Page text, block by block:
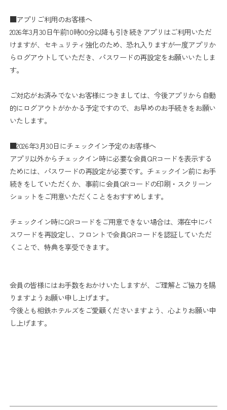
■アプリご利用のお客様へ
2026年3月30日午前10時00分以降も引き続きアプリはご利用いただ
けますが、セキュリティ強化のため、恐れ入りますが一度アプリか
らログアウトしていただき、パスワードの再設定をお願いいたしま
す。
ご対応がお済みでないお客様につきましては、今後アプリから自動
的にログアウトがかかる予定ですので、お早めのお手続きをお願い
いたします。
■2026年3月30日にチェックイン予定のお客様へ
アプリ以外からチェックイン時に必要な会員QRコードを表示する
ためには、パスワードの再設定が必要です。チェックイン前にお手
続きをしていただくか、事前に会員QRコードの印刷・スクリーン
ショットをご用意いただくことをおすすめします。
チェックイン時にQRコードをご用意できない場合は、滞在中にパ
スワードを再設定し、フロントで会員QRコードを認証していただ
くことで、特典を享受できます。
会員の皆様にはお手数をおかけいたしますが、ご理解とご協力を賜
りますようお願い申し上げます。
今後とも相鉄ホテルズをご愛顧くださいますよう、心よりお願い申
し上げます。